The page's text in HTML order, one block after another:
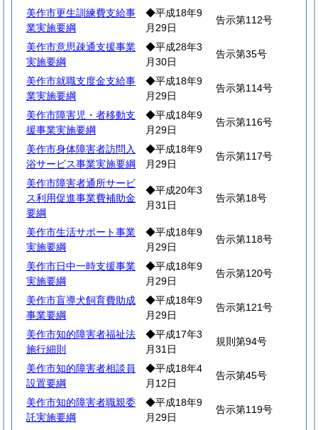
美作市更生訓練費支給事
業実施要綱
◆平成18年9
月29日
告示第112号
美作市意思疎通支援事業
実施要綱
◆平成28年3
月30日
告示第35号
美作市就職支度金支給事
業実施要綱
◆平成18年9
月29日
告示第114号
美作市障害児・者移動支
援事業実施要綱
◆平成18年9
月29日
告示第116号
美作市身体障害者訪問入
浴サービス事業実施要綱
◆平成18年9
月29日
告示第117号
美作市障害者通所サービ
ス利用促進事業費補助金
要綱
◆平成20年3
月31日
告示第18号
美作市生活サポート事業
実施要綱
◆平成18年9
月29日
告示第118号
美作市日中一時支援事業
実施要綱
◆平成18年9
月29日
告示第120号
美作市盲導犬飼育費助成
事業要綱
◆平成18年9
月29日
告示第121号
美作市知的障害者福祉法
施行細則
◆平成17年3
月31日
規則第94号
美作市知的障害者相談員
設置要綱
◆平成18年4
月12日
告示第45号
美作市知的障害者職親委
託実施要綱
◆平成18年9
月29日
告示第119号